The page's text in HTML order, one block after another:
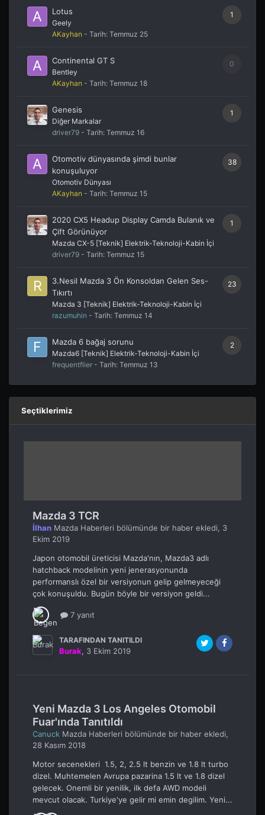
1
Lotus
Geely
AKayhan - Tarih: Temmuz 25
0
Continental GT S
Bentley
AKayhan - Tarih: Temmuz 18
1
Genesis
Diğer Markalar
driver79 - Tarih: Temmuz 16
38
Otomotiv dünyasında şimdi bunlar
konuşuluyor
Otomotiv Dünyası
AKayhan - Tarih: Temmuz 15
1
2020 CX5 Headup Display Camda Bulanık ve
Çift Görünüyor
Mazda CX-5 [Teknik] Elektrik-Teknoloji-Kabin İçi
driver79 - Tarih: Temmuz 15
23
3.Nesil Mazda 3 Ön Konsoldan Gelen Ses-
Tıkırtı
Mazda 3 [Teknik] Elektrik-Teknoloji-Kabin İçi
razumuhin - Tarih: Temmuz 14
2
Mazda 6 bağaj sorunu
Mazda6 [Teknik] Elektrik-Teknoloji-Kabin İçi
frequentflier - Tarih: Temmuz 13
Seçtiklerimiz
Mazda 3 TCR
İlhan Mazda Haberleri bölümünde bir haber ekledi, 3
Ekim 2019
Japon otomobil üreticisi Mazda'nın, Mazda3 adlı
hatchback modelinin yeni jenerasyonunda
performanslı özel bir versiyonun gelip gelmeyeceği
çok konuşuldu. Bugün böyle bir versiyon geldi...
7 yanıt
TARAFINDAN TANITILDI
Burak, 3 Ekim 2019
Yeni Mazda 3 Los Angeles Otomobil
Fuar'ında Tanıtıldı
Canuck Mazda Haberleri bölümünde bir haber ekledi,
28 Kasım 2018
Motor secenekleri 1.5, 2, 2.5 lt benzin ve 1.8 lt turbo
dizel. Muhtemelen Avrupa pazarina 1.5 lt ve 1.8 dizel
gelecek. Onemli bir yenilik, ilk defa AWD modeli
mevcut olacak. Turkiye'ye gelir mi emin degilim. Yeni...